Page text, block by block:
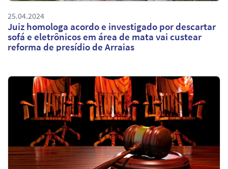
25.04.2024
Juiz homologa acordo e investigado por descartar
sofá e eletrônicos em área de mata vai custear
reforma de presídio de Arraias